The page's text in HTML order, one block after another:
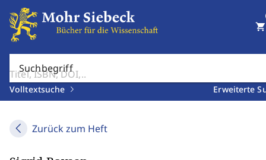
Suchbegriff
Volltextsuche Erweiterte
shopping_cart
Zurück zum Heft